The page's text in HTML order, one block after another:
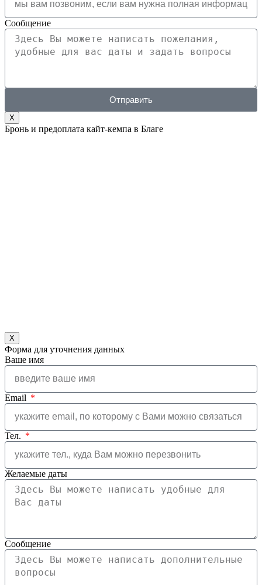
Сообщение
Отправить
X
Бронь и предоплата кайт-кемпа в Благе
X
Форма для уточнения данных
Ваше имя
Email
Тел.
Желаемые даты
Сообщение